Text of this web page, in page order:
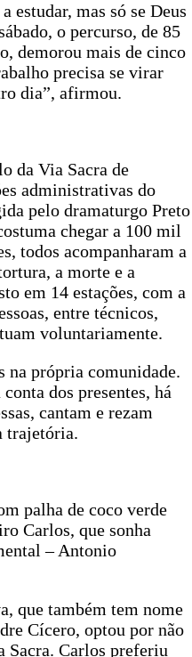
estudar, mas só se Deus
o percurso, de 85
demorou mais de cinco
precisa se virar
dia”, afirmou.
da Via Sacra de
administrativas do
pelo dramaturgo Preto
chegar a 100 mil
todos acompanharam a
a morte e a
em 14 estações, com a
entre técnicos,
voluntariamente.
na própria comunidade.
dos presentes, há
cantam e rezam
trajetória.
palha de coco verde
Carlos, que sonha
– Antonio
que também tem nome
Cícero, optou por não
Sacra. Carlos preferiu